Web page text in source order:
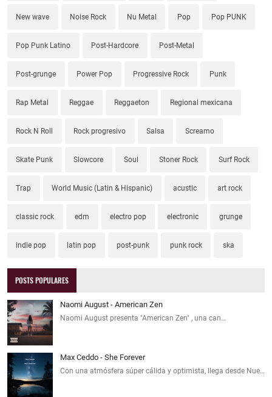
New wave Noise Rock Nu Metal Pop Pop PUNK
Pop Punk Latino Post-Hardcore Post-Metal
Post-grunge Power Pop Progressive Rock Punk
Rap Metal Reggae Reggaeton Regional mexicana
Rock N Roll Rock progresivo Salsa Screamo
Skate Punk Slowcore Soul Stoner Rock Surf Rock
Trap World Music (Latin & Hispanic) acustic art rock
classic rock edm electro pop electronic grunge
indie pop latin pop post-punk punk rock ska
POSTS POPULARES
Naomi August - American Zen
Naomi August presenta "American Zen" , una can…
Max Ceddo - She Forever
Con una atmósfera súper cálida y optimista, llega desde Nue…